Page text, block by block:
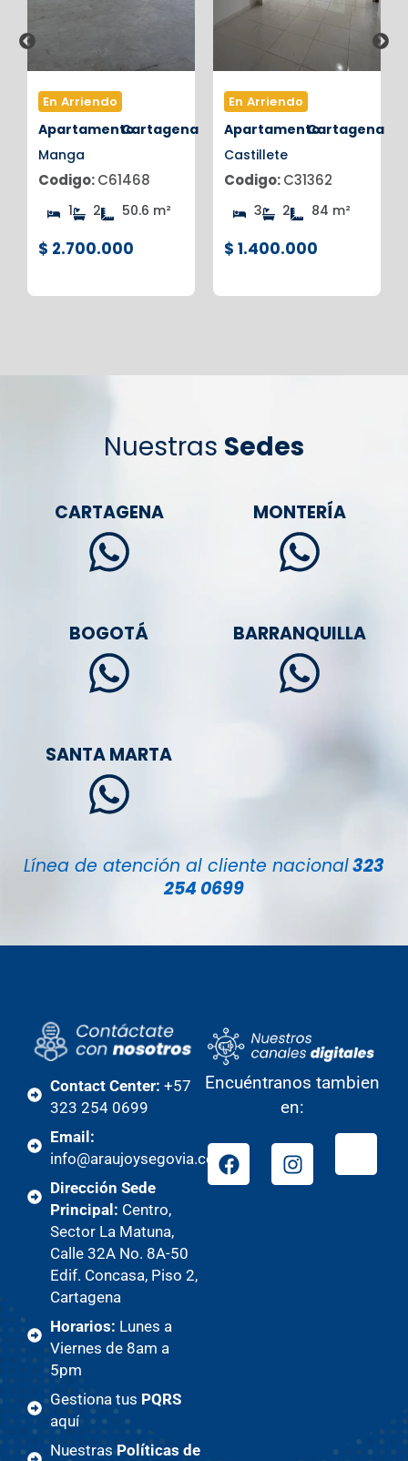
En Arriendo
ApartamentoCartagena
Manga
Codigo:C61468
1 2 50.6 m²
$ 2.700.000
En Arriendo
ApartamentoCartagena
Castillete
Codigo:C31362
3 2 84 m²
$ 1.400.000
Nuestras Sedes
CARTAGENA MONTERÍA
BOGOTÁ BARRANQUILLA
SANTA MARTA
Línea de atención al cliente nacional323
254 0699
Contact Center: +57
323 254 0699
Email:
info@araujoysegovia.com
Dirección Sede
Principal: Centro,
Sector La Matuna,
Calle 32A No. 8A-50
Edif. Concasa, Piso 2,
Cartagena
Horarios: Lunes a
Viernes de 8am a
5pm
Gestiona tus PQRS
aquí
NuestrasPolíticas de
Encuéntranos tambien
en: